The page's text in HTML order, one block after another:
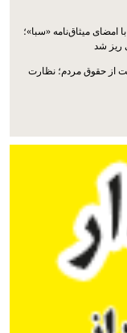
میثاق‌نامه «سبا»؛
ریز شد
از حقوق مردم؛ نظارت